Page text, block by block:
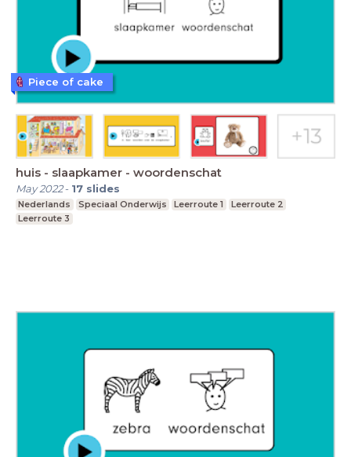
huis - slaapkamer - woordenschat
May 2022- 17 slides
Nederlands Speciaal Onderwijs Leerroute 1
Leerroute 2
Leerroute 3
Piece of cake